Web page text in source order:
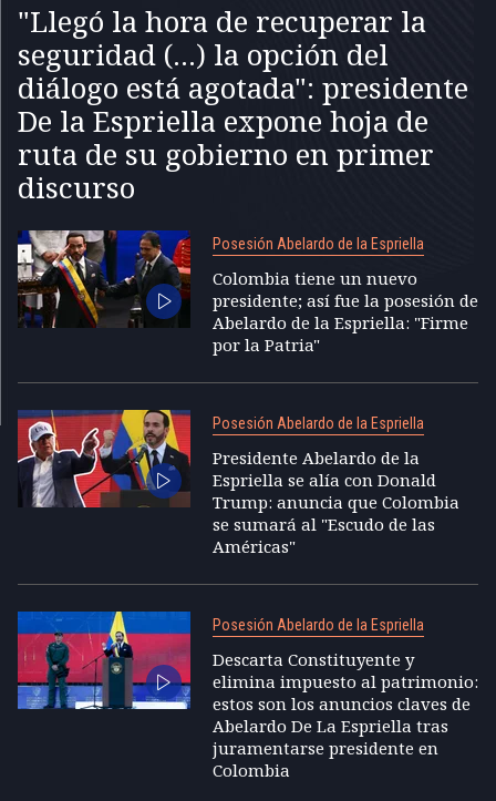
"Llegó la hora de recuperar la
seguridad (...) la opción del
diálogo está agotada": presidente
De la Espriella expone hoja de
ruta de su gobierno en primer
discurso
Posesión Abelardo de la Espriella
Colombia tiene un nuevo
presidente; así fue la posesión de
Abelardo de la Espriella: "Firme
por la Patria"
Posesión Abelardo de la Espriella
Presidente Abelardo de la
Espriella se alía con Donald
Trump: anuncia que Colombia
se sumará al "Escudo de las
Américas"
Posesión Abelardo de la Espriella
Descarta Constituyente y
elimina impuesto al patrimonio:
estos son los anuncios claves de
Abelardo De La Espriella tras
juramentarse presidente en
Colombia